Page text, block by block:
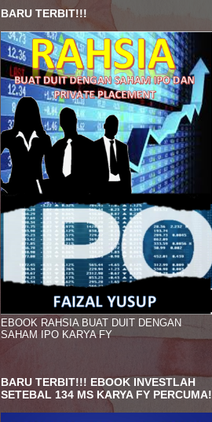
BARU TERBIT!!!
EBOOK RAHSIA BUAT DUIT DENGAN
SAHAM IPO KARYA FY
BARU TERBIT!!! EBOOK INVESTLAH
SETEBAL 134 MS KARYA FY PERCUMA!